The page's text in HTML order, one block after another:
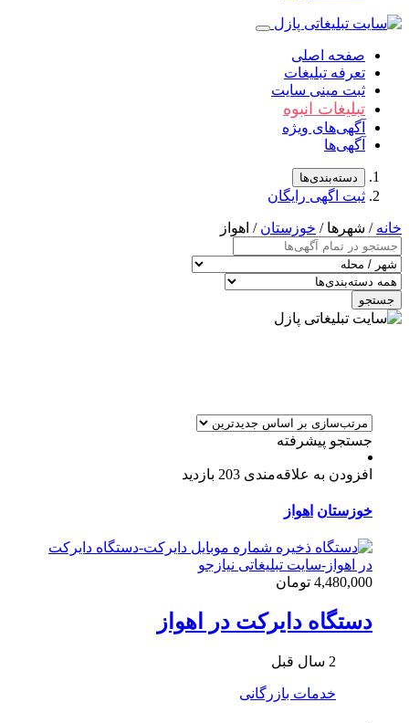
صفحه اصلی
تعرفه تبلیغات
ثبت مینی سایت
تبلیغات انبوه
آگهی‌های ویژه
آگهی‌ها
دسته‌بندی‌ها
ثبت اگهی رایگان
خانه / شهرها / خوزستان / اهواز
جستجو
جستجو پیشرفته
افزودن به علاقه‌مندی 203 بازدید
خوزستان اهواز
4,480,000 تومان
دستگاه دایرکت در اهواز
2 سال قبل
خدمات بازرگانی